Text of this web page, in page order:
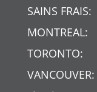
SAINS FRAIS:
MONTREAL:
TORONTO:
VANCOUVER: